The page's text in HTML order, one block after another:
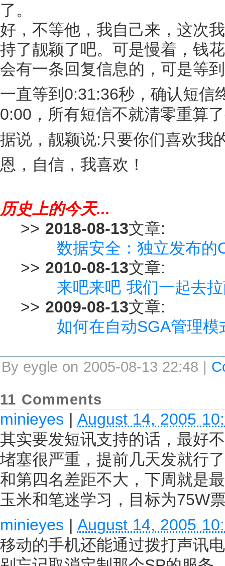
了。
好，不等他，我自己来，这次
持了靓颖了吧。可是慢着，钱
会有一条回复信息的，可是等
一直等到0:31:36秒，确认短信
0:00，所有短信不就清零重算
据说，靓颖说:只要你们喜欢我
恩，自信，我喜欢！
历史上的今天...
>> 2018-08-13文章:
数据安全：独立发布
>> 2010-08-13文章:
来吧来吧 我们一起去
>> 2009-08-13文章:
如何在自动SGA管理
By eygle on 2005-08-13 22:48 |
11 Comments
minieyes | August 14, 2005
其实要发短讯支持的话，最好
堵塞很严重，提前几天发就行
和第四名差距不大，下周就是
玉米和笔迷学习，目标为75W
minieyes | August 14, 2005
移动的手机还能通过拨打声讯